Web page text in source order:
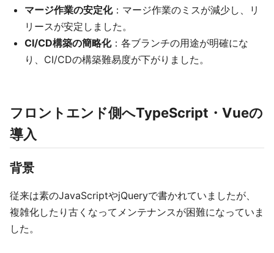
マージ作業の安定化：マージ作業のミスが減少し、リ
リースが安定しました。
CI/CD構築の簡略化：各ブランチの用途が明確にな
り、CI/CDの構築難易度が下がりました。
フロントエンド側へTypeScript・Vueの
導入
背景
従来は素のJavaScriptやjQueryで書かれていましたが、
複雑化したり古くなってメンテナンスが困難になっていま
した。